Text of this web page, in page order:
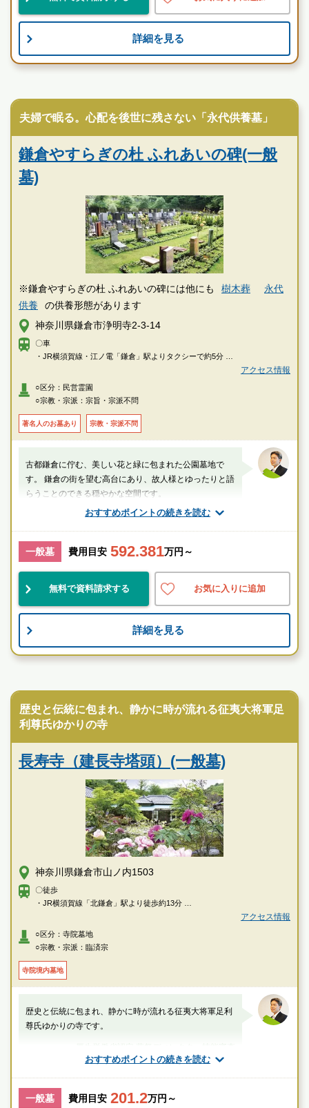
お墓のことなら何でもご相談ください
現地を見学して実際の雰囲気をお確かめください
鎌倉やすらぎの杜 ふれあいの碑の特徴
詳細を見る
夫婦で眠る。心配を後世に残さない「永代供養墓」
鎌倉やすらぎの杜 ふれあいの碑(一般
墓)
※鎌倉やすらぎの杜 ふれあいの碑には他にも 樹木葬
永代
供養
の供養形態があります
神奈川県鎌倉市浄明寺2-3-14
〇車
・JR横須賀線・江ノ電「鎌倉」駅よりタクシーで約5分
〇徒歩
・鎌倉駅東口5番バス停で「鎌23・鎌24・鎌36」ご乗車「杉本観音」バス
アクセス情報
○区分：民営霊園
○宗教・宗派：宗旨・宗派不問
著名人のお墓あり 宗教・宗派不問
おすすめポイントの続きを読む
古都鎌倉に佇む、美しい花と緑に包まれた公園墓地で
す。 鎌倉の街を望む高台にあり、故人様とゆったりと語
らうことのできる穏やかな空間です。
厚生労働省認定 葬祭ディレクター技能審査
1級葬祭ディレクター 田中（業界歴15年）
神奈川県
景観良 自然豊 宗教不問
鎌倉の地で、薔薇に包まれ眠るやすらぎ。 優雅に、美し
く佇む、永代供養墓。
霊園墓地のプロフェッショナルが無料でご案内いたしま
す
鎌倉やすらぎの杜 ふれあいの碑の特徴
一般墓 費用目安 592.381万円～
無料で資料請求する お気に入りに追加
詳細を見る
歴史と伝統に包まれ、静かに時が流れる征夷大将軍足
利尊氏ゆかりの寺
長寿寺（建長寺塔頭）(一般墓)
神奈川県鎌倉市山ノ内1503
〇徒歩
・JR横須賀線「北鎌倉」駅より徒歩約13分
・JR横須賀線「北鎌倉」駅より江ノ電バス「鎌倉駅行き」乗車、「建長
寺」下車徒歩約1分
・JR横須賀線「鎌倉」駅東口2番乗り場より江ノ電バス「大船駅東口行
・JR各線「大船駅」東口より江ノ電バス「鎌倉駅行き」乗車、「建長寺」
下車徒歩約1分
〇車
・横浜横須賀道路「朝比奈インター」より約15分
アクセス情報
○区分：寺院墓地
○宗教・宗派：臨済宗
寺院境内墓地
おすすめポイントの続きを読む
歴史と伝統に包まれ、静かに時が流れる征夷大将軍足利
尊氏ゆかりの寺です。
1級葬祭ディレクター 田中（業界歴15年）
神奈川県 鎌倉市 北鎌倉駅
一般墓 費用目安 201.2万円～